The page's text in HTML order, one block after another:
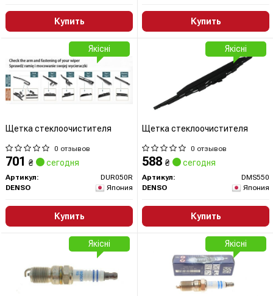
Купить Купить
Щетка стеклоочистителя
0 отзывов
701 ₴ сегодня
Артикул:
DUR050R
DENSO
Япония
Купить
Якісні
Щетка стеклоочистителя
0 отзывов
588 ₴ сегодня
Артикул:
DMS550
DENSO
Япония
Купить
Якісні
Якісні Якісні